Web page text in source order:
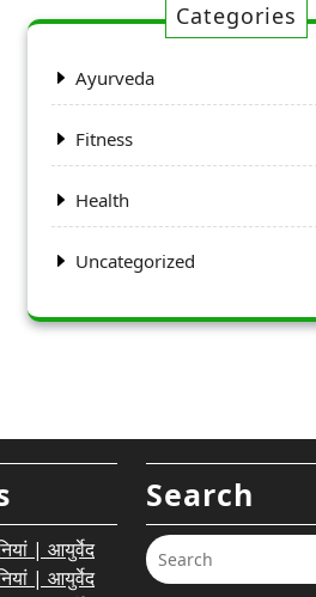
Categories
Ayurveda
Fitness
Health
Uncategorized
| आयुर्वेद
| आयुर्वेद
Search